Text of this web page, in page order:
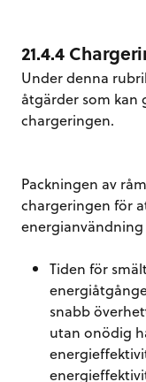
21.4.4
Under denna
åtgärder som kan
chargeringen.
Packningen av
chargeringen för
Tiden för
snabb
utan onödig